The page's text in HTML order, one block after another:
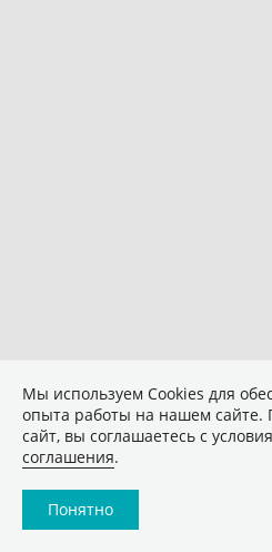
Мы используем Сookies для
опыта работы на нашем сайте.
сайт, вы соглашаетесь с
соглашения.
Понятно